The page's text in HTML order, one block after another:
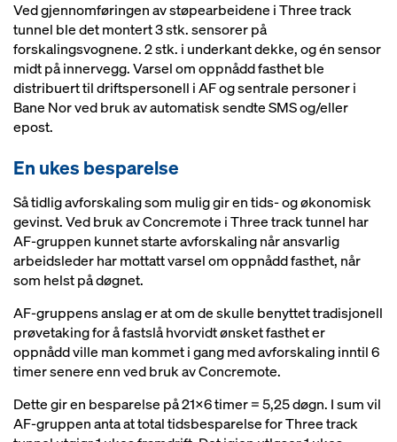
Ved gjennomføringen av støpearbeidene i Three track
tunnel ble det montert 3 stk. sensorer på
forskalingsvognene. 2 stk. i underkant dekke, og én sensor
midt på innervegg. Varsel om oppnådd fasthet ble
distribuert til driftspersonell i AF og sentrale personer i
Bane Nor ved bruk av automatisk sendte SMS og/eller
epost.
En ukes besparelse
Så tidlig avforskaling som mulig gir en tids- og økonomisk
gevinst. Ved bruk av Concremote i Three track tunnel har
AF-gruppen kunnet starte avforskaling når ansvarlig
arbeidsleder har mottatt varsel om oppnådd fasthet, når
som helst på døgnet.
AF-gruppens anslag er at om de skulle benyttet tradisjonell
prøvetaking for å fastslå hvorvidt ønsket fasthet er
oppnådd ville man kommet i gang med avforskaling inntil 6
timer senere enn ved bruk av Concremote.
Dette gir en besparelse på 21x6 timer = 5,25 døgn. I sum vil
AF-gruppen anta at total tidsbesparelse for Three track